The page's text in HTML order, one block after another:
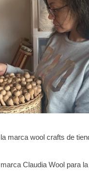
marca wool crafts de
Claudia Wool para